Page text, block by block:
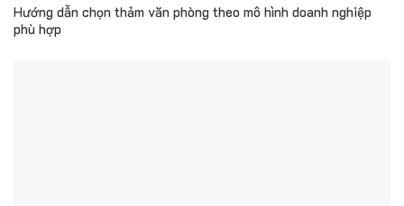
Hướng dẫn chọn thảm văn phòng theo mô hình doanh nghiệp
phù hợp